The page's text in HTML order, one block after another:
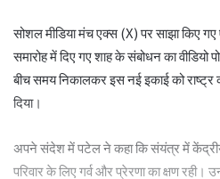
सोशल मीडिया मंच एक्स (X) पर साझा किए
समारोह में दिए गए शाह के संबोधन का
बीच समय निकालकर इस नई इकाई को राष्ट्र
दिया।
अपने संदेश में पटेल ने कहा कि संयंत्र में
परिवार के लिए गर्व और प्रेरणा का क्षण रही।